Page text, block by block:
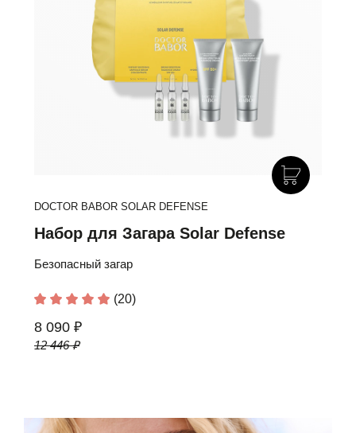
DOCTOR BABOR SOLAR DEFENSE
Набор для Загара Solar Defense
Безопасный загар
(20)
8 090 ₽
12 446 ₽